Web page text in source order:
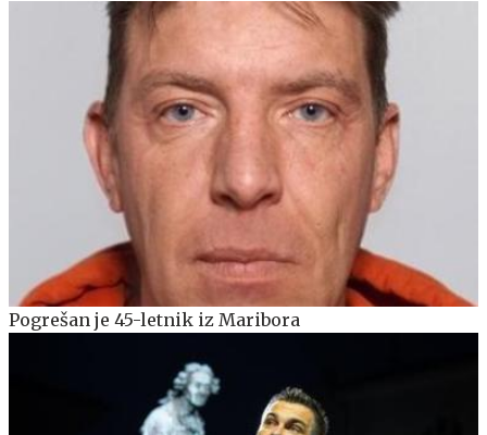
Pogrešan je 45-letnik iz Maribora